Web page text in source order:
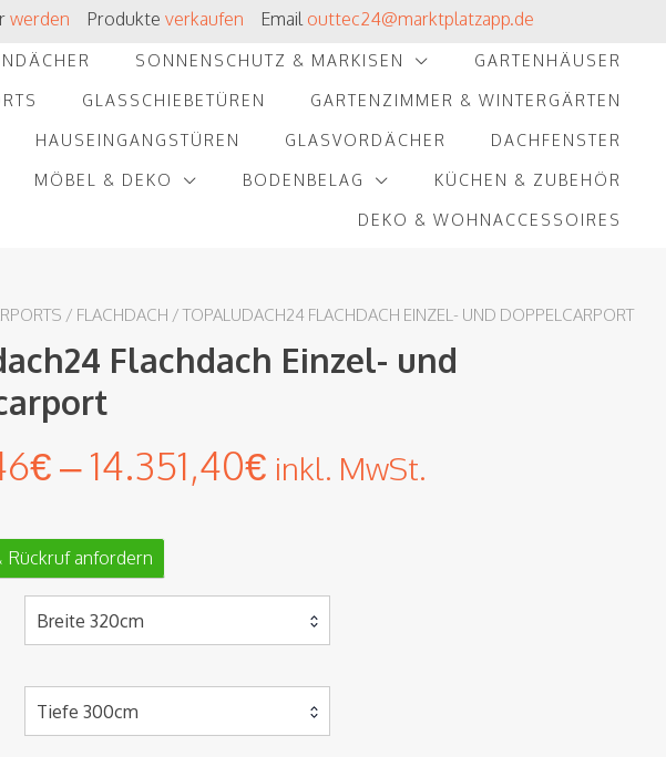
werden Produkte verkaufen Email outtec24@marktplatzapp.de
SONNENSCHUTZ & MARKISEN GARTENHÄUSER
GLASSCHIEBETÜREN GARTENZIMMER & WINTERGÄRTEN
HAUSEINGANGSTÜREN GLASVORDÄCHER DACHFENSTER
MÖBEL & DEKO BODENBELAG KÜCHEN & ZUBEHÖR
DEKO & WOHNACCESSOIRES
/ FLACHDACH / TOPALUDACH24 FLACHDACH EINZEL- UND DOPPELCARPORT
Flachdach Einzel- und
€–14.351,40€ inkl. MwSt.
Rückruf anfordern
Breite 320cm
Tiefe 300cm